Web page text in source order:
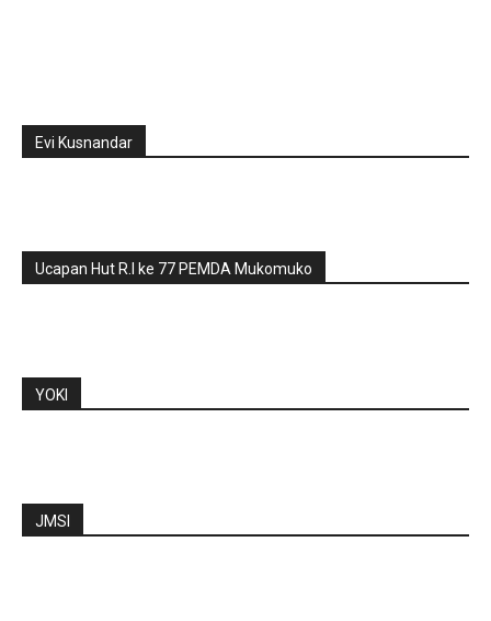
Evi Kusnandar
Ucapan Hut R.I ke 77 PEMDA Mukomuko
YOKI
JMSI